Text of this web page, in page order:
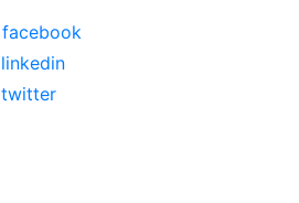
facebook
linkedin
twitter